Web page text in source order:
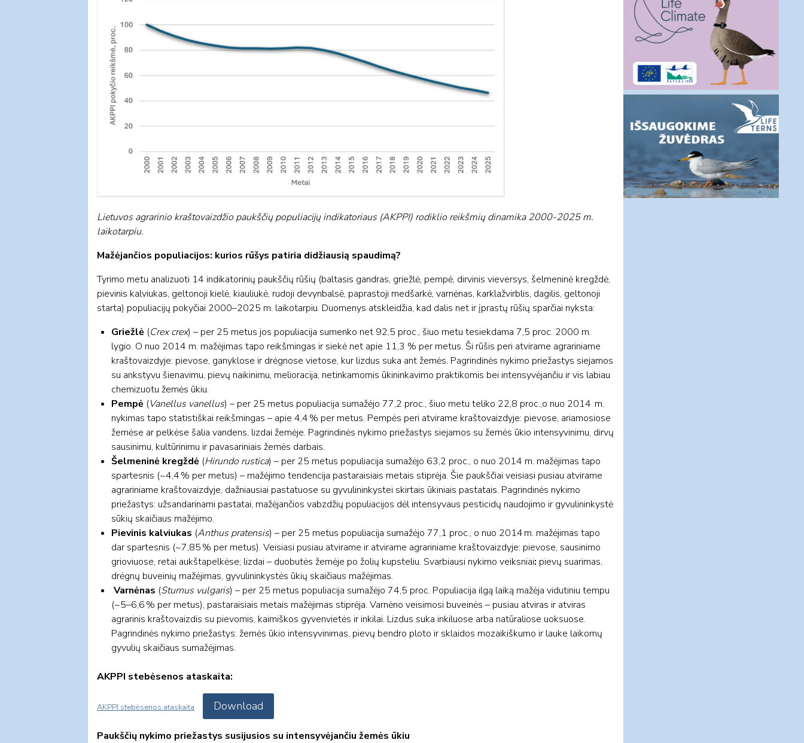
Lietuvos agrarinio kraštovaizdžio paukščių populiacĳų indikatoriaus (AKPPI) rodiklio reikšmių dinamika 2000-2025 m.
laikotarpiu.
Mažėjančios populiacijos: kurios rūšys patiria didžiausią spaudimą?
Tyrimo metu analizuoti 14 indikatorinių paukščių rūšių (baltasis gandras, griežlė, pempė, dirvinis vieversys, šelmeninė kregždė,
pievinis kalviukas, geltonoji kielė, kiauliukė, rudoji devynbalsė, paprastoji medšarkė, varnėnas, karklažvirblis, dagilis, geltonoji
starta) populiacijų pokyčiai 2000–2025 m. laikotarpiu. Duomenys atskleidžia, kad dalis net ir įprastų rūšių sparčiai nyksta:
Griežlė (Crex crex) – per 25 metus jos populiacija sumenko net 92,5 proc., šiuo metu tesiekdama 7,5 proc. 2000 m.
lygio. O nuo 2014 m. mažėjimas tapo reikšmingas ir siekė net apie 11,3 % per metus. Ši rūšis peri atvirame agrariniame
kraštovaizdyje: pievose, ganyklose ir drėgnose vietose, kur lizdus suka ant žemės. Pagrindinės nykimo priežastys siejamos
su ankstyvu šienavimu, pievų naikinimu, melioracija, netinkamomis ūkininkavimo praktikomis bei intensyvėjančiu ir vis labiau
chemizuotu žemės ūkiu.
Pempė (Vanellus vanellus) – per 25 metus populiacija sumažėjo 77,2 proc., šiuo metu teliko 22,8 proc.,o nuo 2014 m.
nykimas tapo statistiškai reikšmingas – apie 4,4 % per metus. Pempės peri atvirame kraštovaizdyje: pievose, ariamosiose
žemėse ar pelkėse šalia vandens, lizdai žemėje. Pagrindinės nykimo priežastys siejamos su žemės ūkio intensyvinimu, dirvų
sausinimu, kultūrinimu ir pavasariniais žemės darbais.
Šelmeninė kregždė (Hirundo rustica) – per 25 metus populiacija sumažėjo 63,2 proc., o nuo 2014 m. mažėjimas tapo
spartesnis (~4,4 % per metus) – mažėjimo tendencija pastaraisiais metais stiprėja. Šie paukščiai veisiasi pusiau atvirame
agrariniame kraštovaizdyje, dažniausiai pastatuose su gyvulininkystei skirtais ūkiniais pastatais. Pagrindinės nykimo
priežastys: užsandarinami pastatai, mažėjančios vabzdžių populiacijos dėl intensyvaus pesticidų naudojimo ir gyvulininkystė
sūkių skaičiaus mažėjimo.
Pievinis kalviukas (Anthus pratensis) – per 25 metus populiacija sumažėjo 77,1 proc., o nuo 2014 m. mažėjimas tapo
dar spartesnis (~7,85 % per metus). Veisiasi pusiau atvirame ir atvirame agrariniame kraštovaizdyje: pievose, sausinimo
grioviuose, retai aukštapelkėse; lizdai – duobutės žemėje po žolių kupsteliu. Svarbiausi nykimo veiksniai: pievų suarimas,
drėgnų buveinių mažėjimas, gyvulininkystės ūkių skaičiaus mažėjimas.
Varnėnas (Sturnus vulgaris) – per 25 metus populiacija sumažėjo 74,5 proc. Populiacija ilgą laiką mažėja vidutiniu tempu
(~5–6,6 % per metus), pastaraisiais metais mažėjimas stiprėja. Varnėno veisimosi buveinės – pusiau atviras ir atviras
agrarinis kraštovaizdis su pievomis, kaimiškos gyvenvietės ir inkilai. Lizdus suka inkiluose arba natūraliose uoksuose.
Pagrindinės nykimo priežastys: žemės ūkio intensyvinimas, pievų bendro ploto ir sklaidos mozaikiškumo ir lauke laikomų
gyvulių skaičiaus sumažėjimas.
AKPPI stebėsenos ataskaita:
AKPPI stebėsenos ataskaita Download
Paukščių nykimo priežastys susijusios su intensyvėjančiu žemės ūkiu